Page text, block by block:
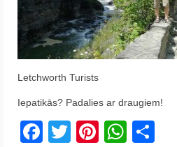
Melnkalne
Grieķija
Austrija
Letchworth Turists
Iepatikās? Padalies ar draugiem!
Facebook
TwitterPinterest